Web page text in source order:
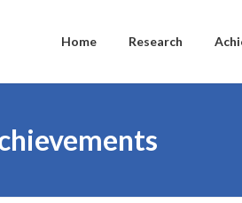
Home Research